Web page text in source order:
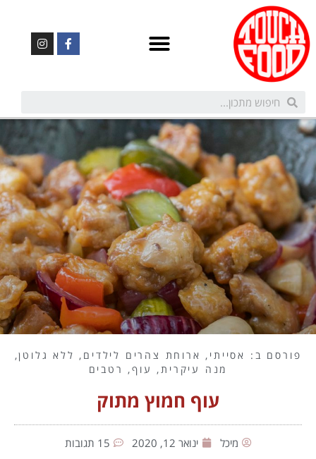
פורסם ב: אסייתי , ארוחת צהרים לילדים , ללא גלוטן,
מנה עיקרית, עוף, רטבים
עוף חמוץ מתוק
מיכל ינואר 12, 2020 15 תגובות